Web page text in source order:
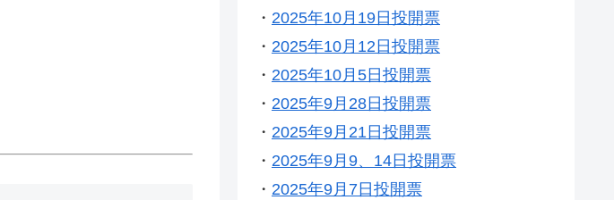
・ 2025年10月19日投開票
・ 2025年10月12日投開票
・ 2025年10月5日投開票
・ 2025年9月28日投開票
・ 2025年9月21日投開票
・ 2025年9月9、14日投開票
・ 2025年9月7日投開票